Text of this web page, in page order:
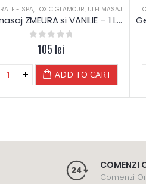
- SPA, TOXIC GLAMOUR, ULEI MASAJ
Ulei masaj ZMEURA si VANILIE – 1 L – Diamond
out of 5
105 lei
ADD TO CART
COMENZI
Comenzi